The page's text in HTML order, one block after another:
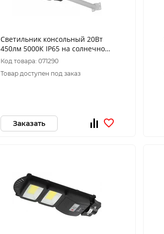
Светильник консольный 20Вт
450лм 5000К IP65 на солнечной
батарее COB с
кронштейном,датчиком ПДУ ЭРА
Код товара: 071290
Товар доступен под заказ
Заказать